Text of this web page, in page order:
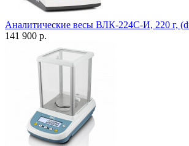
Аналитические весы ВЛК-224С-И, 220 г,
141 900 р.